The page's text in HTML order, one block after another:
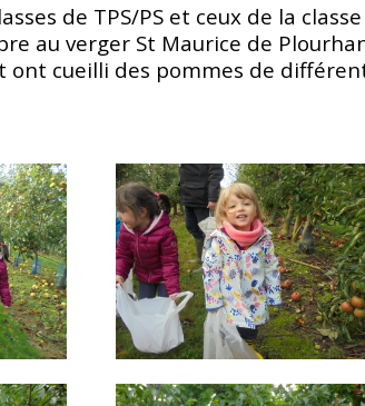
de TPS/PS et ceux de la
au verger St Maurice de
cueilli des pommes de